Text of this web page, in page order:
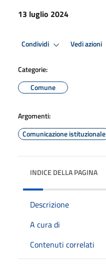
13 luglio 2024
Condividi Vedi azioni
Categorie:
Comune
Argomenti:
Comunicazione istituzionale
INDICE DELLA PAGINA
Descrizione
A cura di
Contenuti correlati